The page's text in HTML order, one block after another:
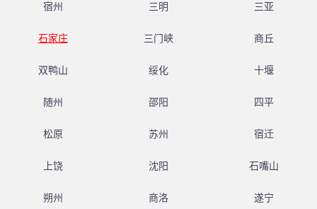
宿州 三明 三亚
石家庄 三门峡 商丘
双鸭山 绥化 十堰
随州 邵阳 四平
松原 苏州 宿迁
上饶 沈阳 石嘴山
朔州 商洛 遂宁